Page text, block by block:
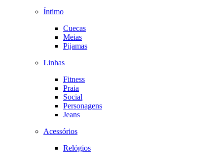
Íntimo
Cuecas
Meias
Pijamas
Linhas
Fitness
Praia
Social
Personagens
Jeans
Acessórios
Relógios